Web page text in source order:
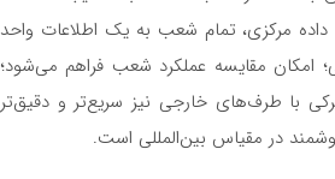
داده مرکزی، تمام شعب به یک اطلاعات واحد
مقایسه عملکرد شعب فراهم می‌شود؛
با طرف‌های خارجی نیز سریع‌تر و دقیق‌تر
در مقیاس بین‌المللی است.